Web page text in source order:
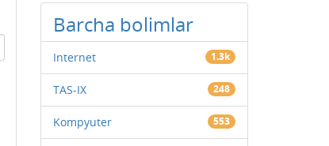
Barcha bolimlar
Internet 1.3k
TAS-IX 248
Kompyuter 553